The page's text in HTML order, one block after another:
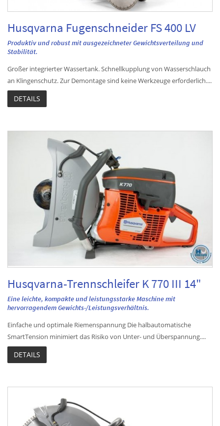
Husqvarna Fugenschneider FS 400 LV
Produktiv und robust mit ausgezeichneter Gewichtsverteilung und
Stabilität.
Großer integrierter Wassertank. Schnellkupplung von Wasserschlauch
an Klingenschutz. Zur Demontage sind keine Werkzeuge erforderlich....
DETAILS
Husqvarna-Trennschleifer K 770 III 14"
Eine leichte, kompakte und leistungsstarke Maschine mit
hervorragendem Gewichts-/Leistungsverhältnis.
Einfache und optimale Riemenspannung Die halbautomatische
SmartTension minimiert das Risiko von Unter- und Überspannung....
DETAILS